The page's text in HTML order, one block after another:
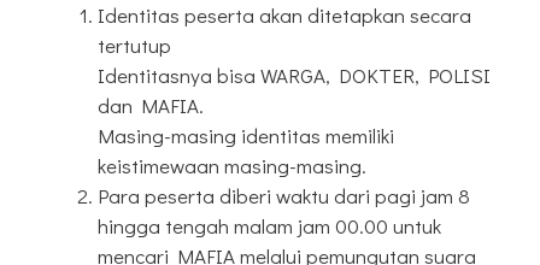
Identitas peserta akan ditetapkan secara
tertutup
Identitasnya bisa WARGA, DOKTER, POLISI
dan MAFIA.
Masing-masing identitas memiliki
keistimewaan masing-masing.
Para peserta diberi waktu dari pagi jam 8
hingga tengah malam jam 00.00 untuk
mencari MAFIA melalui pemungutan suara